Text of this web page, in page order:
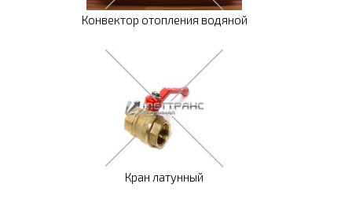
Конвектор отопления водяной
Кран латунный